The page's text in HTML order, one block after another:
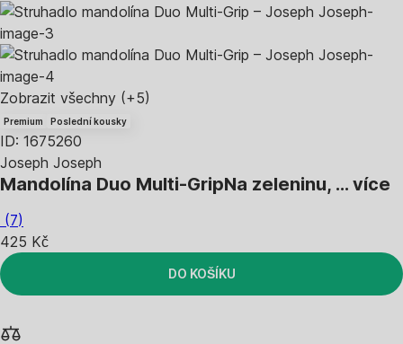
Zobrazit všechny (+5)
Premium Poslední kousky
ID: 1675260
Joseph Joseph
Mandolína Duo Multi-GripNa zeleninu, … více
(7)
425 Kč
DO KOŠÍKU